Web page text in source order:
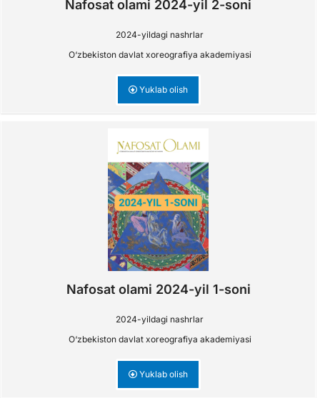
Nafosat olami 2024-yil 2-soni
2024-yildagi nashrlar
O‘zbekiston davlat xoreografiya akademiyasi
Yuklab olish
Nafosat olami 2024-yil 1-soni
2024-yildagi nashrlar
O‘zbekiston davlat xoreografiya akademiyasi
Yuklab olish